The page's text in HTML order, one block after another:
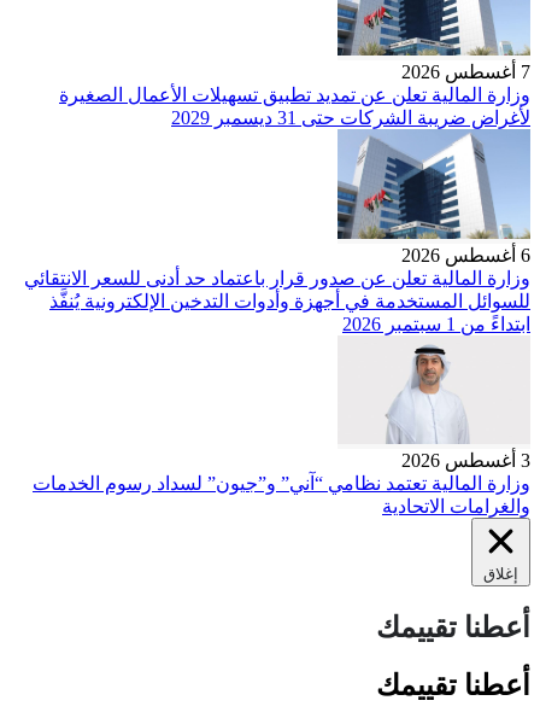
7 أغسطس 2026
وزارة المالية تعلن عن تمديد تطبيق تسهيلات الأعمال الصغيرة
لأغراض ضريبة الشركات حتى 31 ديسمبر 2029
6 أغسطس 2026
وزارة المالية تعلن عن صدور قرار باعتماد حد أدنى للسعر الانتقائي
للسوائل المستخدمة في أجهزة وأدوات التدخين الإلكترونية يُنفَّذ
ابتداءً من 1 سبتمبر 2026
3 أغسطس 2026
وزارة المالية تعتمد نظامي “آني” و”جيون” لسداد رسوم الخدمات
والغرامات الاتحادية
إغلاق
أعطنا تقييمك
أعطنا تقييمك